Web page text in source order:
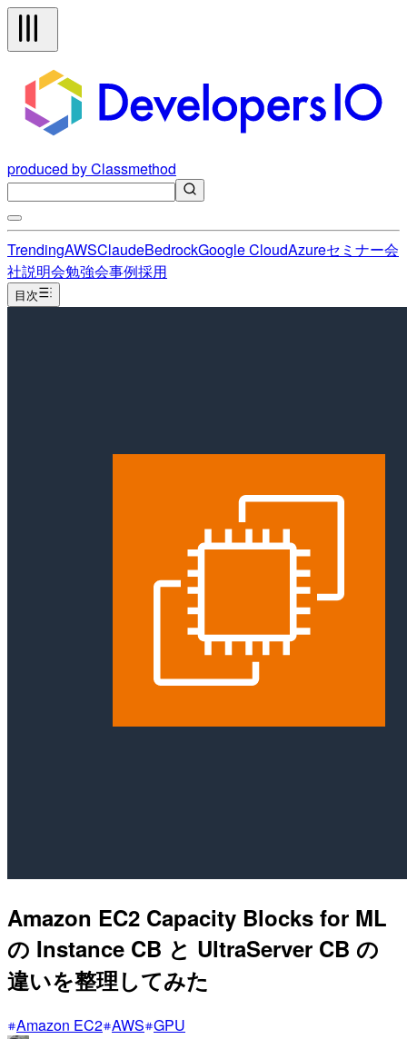
produced by Classmethod
TrendingAWSClaudeBedrockGoogle CloudAzureセミナー会
社説明会勉強会事例採用
目次
Amazon EC2 Capacity Blocks for ML
の Instance CB と UltraServer CB の
違いを整理してみた
Amazon EC2 AWS GPU